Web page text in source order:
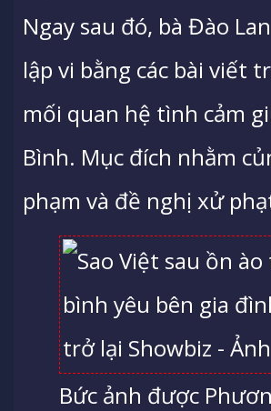
Ngay sau đó, bà Đào
lập vi bằng các bài viết
mối quan hệ tình cảm
Bình. Mục đích nhằm
phạm và đề nghị xử
Bức ảnh được